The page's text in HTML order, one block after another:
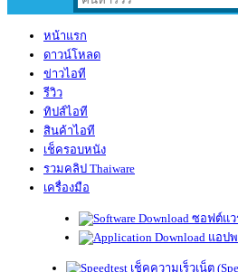
หน้าแรก
ดาวน์โหลด
ข่าวไอที
รีวิว
ทิปส์ไอที
สินค้าไอที
เช็ครอบหนัง
รวมคลิป Thaiware
เครื่องมือ
ซอฟต์แว
แอป
เช็คความเร็วเน็ต